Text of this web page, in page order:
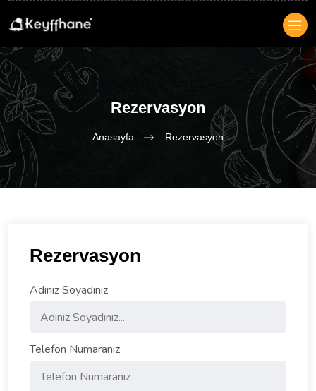
Rezervasyon
Anasayfa Rezervasyon
Rezervasyon
Adınız Soyadınız
Telefon Numaranız